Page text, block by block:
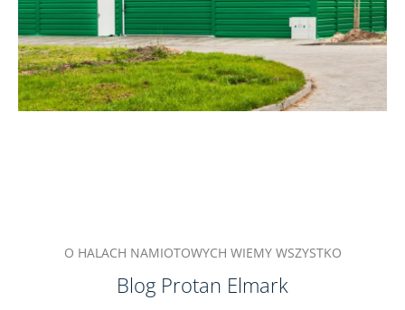
O HALACH NAMIOTOWYCH WIEMY WSZYSTKO
Blog Protan Elmark